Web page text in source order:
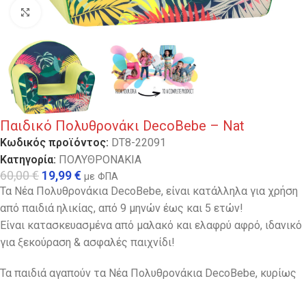
Κλικ για μεγέθυνση
Παιδικό Πολυθρονάκι DecoBebe – Nat
Κωδικός προϊόντος: DT8-22091
Κατηγορία: ΠΟΛΥΘΡΟΝΑΚΙΑ
60,00€ 19,99€ με ΦΠΑ
Τα Νέα Πολυθρονάκια DecoBebe, είναι κατάλληλα για χρήση
από παιδιά ηλικίας, από 9 μηνών έως και 5 ετών!
Είναι κατασκευασμένα από μαλακό και ελαφρύ αφρό, ιδανικό
για ξεκούραση & ασφαλές παιχνίδι!
Τα παιδιά αγαπούν τα Νέα Πολυθρονάκια DecoBebe, κυρίως